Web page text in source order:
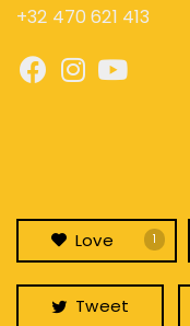
+32 470 621 413
Love 1
Tweet